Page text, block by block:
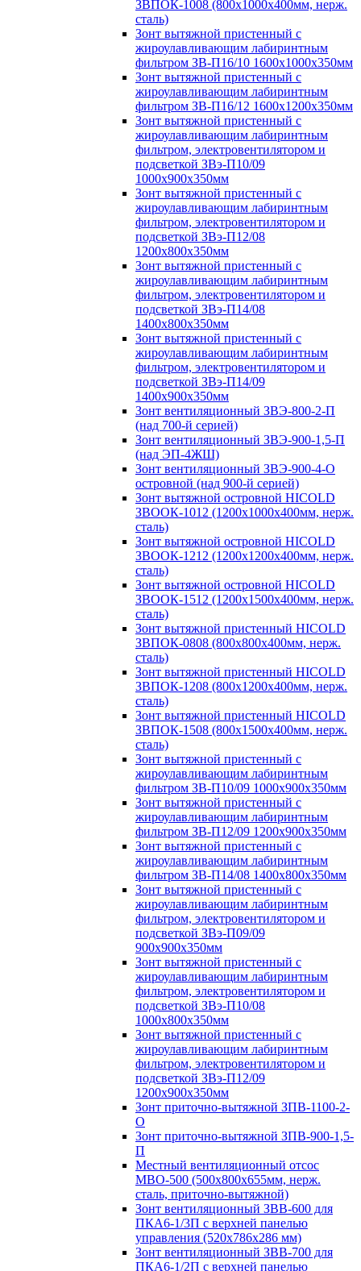
ЗВПОК-1008 (800х1000х400мм, нерж.
сталь)
Зонт вытяжной пристенный с
жироулавливающим лабиринтным
фильтром ЗВ-П16/10 1600х1000х350мм
Зонт вытяжной пристенный с
жироулавливающим лабиринтным
фильтром ЗВ-П16/12 1600х1200х350мм
Зонт вытяжной пристенный с
жироулавливающим лабиринтным
фильтром, электровентилятором и
подсветкой ЗВэ-П10/09
1000х900х350мм
Зонт вытяжной пристенный с
жироулавливающим лабиринтным
фильтром, электровентилятором и
подсветкой ЗВэ-П12/08
1200х800х350мм
Зонт вытяжной пристенный с
жироулавливающим лабиринтным
фильтром, электровентилятором и
подсветкой ЗВэ-П14/08
1400х800х350мм
Зонт вытяжной пристенный с
жироулавливающим лабиринтным
фильтром, электровентилятором и
подсветкой ЗВэ-П14/09
1400х900х350мм
Зонт вентиляционный ЗВЭ-800-2-П
(над 700-й серией)
Зонт вентиляционный ЗВЭ-900-1,5-П
(над ЭП-4ЖШ)
Зонт вентиляционный ЗВЭ-900-4-О
островной (над 900-й серией)
Зонт вытяжной островной HICOLD
ЗВООК-1012 (1200х1000х400мм, нерж.
сталь)
Зонт вытяжной островной HICOLD
ЗВООК-1212 (1200x1200x400мм, нерж.
сталь)
Зонт вытяжной островной HICOLD
ЗВООК-1512 (1200х1500х400мм, нерж.
сталь)
Зонт вытяжной пристенный HICOLD
ЗВПОК-0808 (800х800х400мм, нерж.
сталь)
Зонт вытяжной пристенный HICOLD
ЗВПОК-1208 (800х1200х400мм, нерж.
сталь)
Зонт вытяжной пристенный HICOLD
ЗВПОК-1508 (800х1500х400мм, нерж.
сталь)
Зонт вытяжной пристенный с
жироулавливающим лабиринтным
фильтром ЗВ-П10/09 1000х900х350мм
Зонт вытяжной пристенный с
жироулавливающим лабиринтным
фильтром ЗВ-П12/09 1200х900х350мм
Зонт вытяжной пристенный с
жироулавливающим лабиринтным
фильтром ЗВ-П14/08 1400х800х350мм
Зонт вытяжной пристенный с
жироулавливающим лабиринтным
фильтром, электровентилятором и
подсветкой ЗВэ-П09/09
900х900х350мм
Зонт вытяжной пристенный с
жироулавливающим лабиринтным
фильтром, электровентилятором и
подсветкой ЗВэ-П10/08
1000х800х350мм
Зонт вытяжной пристенный с
жироулавливающим лабиринтным
фильтром, электровентилятором и
подсветкой ЗВэ-П12/09
1200х900х350мм
Зонт приточно-вытяжной ЗПВ-1100-2-
О
Зонт приточно-вытяжной ЗПВ-900-1,5-
П
Местный вентиляционный отсос
МВО-500 (500х800х655мм, нерж.
сталь, приточно-вытяжной)
Зонт вентиляционный ЗВВ-600 для
ПКА6-1/3П с верхней панелью
управления (520х786х286 мм)
Зонт вентиляционный ЗВВ-700 для
ПКА6-1/2П с верхней панелью